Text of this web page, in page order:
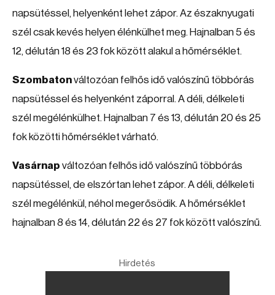
napsütéssel, helyenként lehet zápor. Az északnyugati
szél csak kevés helyen élénkülhet meg. Hajnalban 5 és
12, délután 18 és 23 fok között alakul a hőmérséklet.
Szombatonváltozóan felhős idő valószínű többórás
napsütéssel és helyenként záporral. A déli, délkeleti
szél megélénkülhet. Hajnalban 7 és 13, délután 20 és 25
fok közötti hőmérséklet várható.
Vasárnap változóan felhős idő valószínű többórás
napsütéssel, de elszórtan lehet zápor. A déli, délkeleti
szél megélénkül, néhol megerősödik. A hőmérséklet
hajnalban 8 és 14, délután 22 és 27 fok között valószínű.
Hirdetés